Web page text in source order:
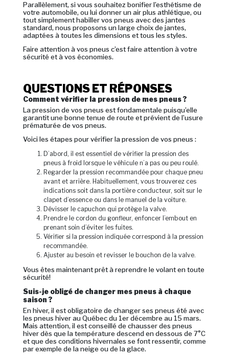
Parallèlement, si vous souhaitez bonifier l’esthétisme de
votre automobile, ou lui donner un air plus athlétique, ou
tout simplement habiller vos pneus avec des jantes
standard, nous proposons un large choix de jantes,
adaptées à toutes les dimensions et tous les styles.
Faire attention à vos pneus c’est faire attention à votre
sécurité et à vos économies.
QUESTIONS ET RÉPONSES
Comment vérifier la pression de mes pneus ?
La pression de vos pneus est fondamentale puisqu’elle
garantit une bonne tenue de route et prévient de l’usure
prématurée de vos pneus.
Voici les étapes pour vérifier la pression de vos pneus :
D’abord, il est essentiel de vérifier la pression des
pneus à froid lorsque le véhicule n’a pas ou peu roulé.
Regarder la pression recommandée pour chaque pneu
avant et arrière. Habituellement, vous trouverez ces
indications soit dans la portière conducteur, soit sur le
clapet d’essence ou dans le manuel de la voiture.
Dévisser le capuchon qui protège la valve.
Prendre le cordon du gonfleur, enfoncer l’embout en
prenant soin d’éviter les fuites.
Vérifier si la pression indiquée correspond à la pression
recommandée.
Ajuster au besoin et revisser le bouchon de la valve.
Vous êtes maintenant prêt à reprendre le volant en toute
sécurité!
Suis-je obligé de changer mes pneus à chaque
saison ?
En hiver, il est obligatoire de changer ses pneus été avec
les pneus hiver au Québec du 1er décembre au 15 mars.
Mais attention, il est conseillé de chausser des pneus
hiver dès que la température descend en dessous de 7°C
et que des conditions hivernales se font ressentir, comme
par exemple de la neige ou de la glace.